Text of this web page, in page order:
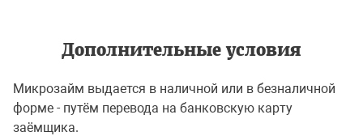
Дополнительные условия
Микрозайм выдается в наличной или в безналичной
форме - путём перевода на банковскую карту
заёмщика.